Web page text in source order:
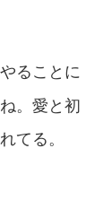
ることに
。愛と初
てる。